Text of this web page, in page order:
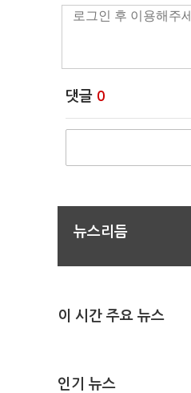
댓글 0
뉴스리듬
이 시간 주요 뉴스
인기 뉴스